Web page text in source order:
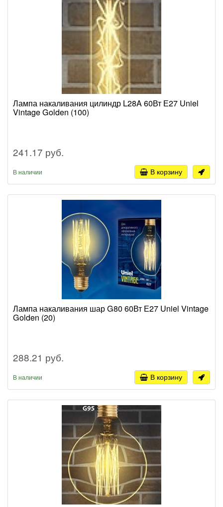
Лампа накаливания цилиндр L28A 60Вт Е27 Uniel
Vintage Golden (100)
241.17 руб.
В наличии В корзину
Лампа накаливания шар G80 60Вт Е27 Uniel Vintage
Golden (20)
288.21 руб.
В наличии В корзину